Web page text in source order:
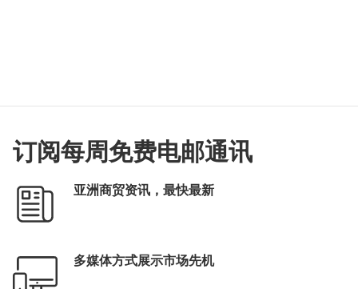
订阅每周免费电邮通讯
亚洲商贸资讯，最快最新
多媒体方式展示市场先机